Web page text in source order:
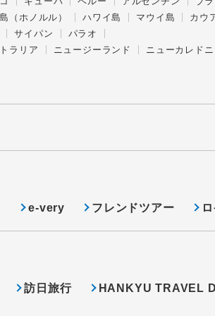
（ホノルル） ハワイ島 マウイ島
カウ
サイパン
パラオ
ラリア ニュージーランド ニューカレドニ
e-very フレンドツアー
訪日旅行 HANKYU TRAVEL